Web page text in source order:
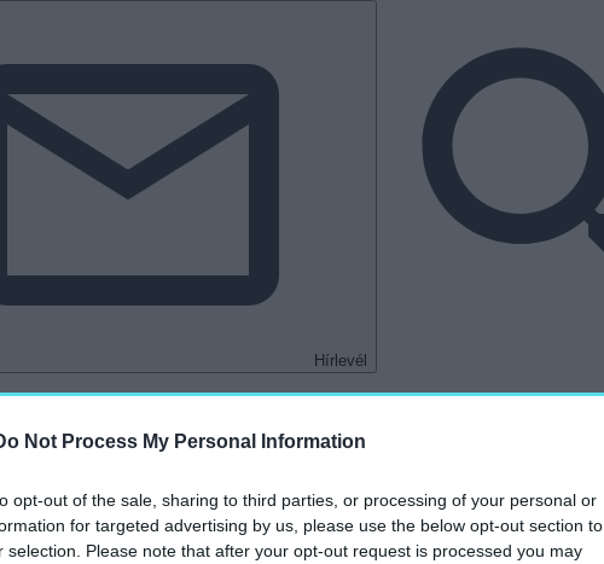
Not Process My Personal Information
opt-out of the sale, sharing to third parties, or processing of your personal or
for targeted advertising by us, please use the below opt-out section to
selection. Please note that after your opt-out request is processed you may
Hírlevél
„Zalaegerszeg”